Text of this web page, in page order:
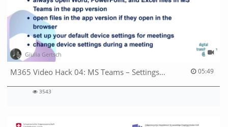
Giulia Gertsch
M365 Video Hack 04: MS Teams – Settings & Opening Documents 05:49
05:49 duration
3543